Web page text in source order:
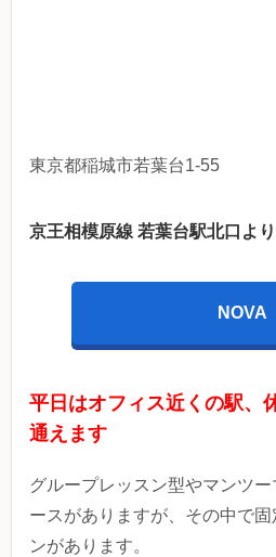
東京都稲城市若葉台1-55
京王相模原線 若葉台駅北口よ
NOVA
平日はオフィス近くの駅、
通えます
グループレッスン型やマンツ
ースがありますが、その中で
ンがあります。